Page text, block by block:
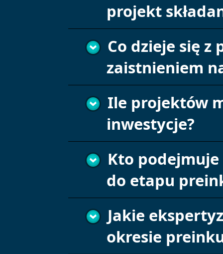
projekt
Co dzieje się z
zaistnieniem
Ile projektów
inwestycje?
Kto
do etapu
Jakie
okresie